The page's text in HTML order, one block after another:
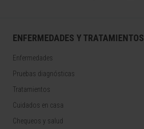
ENFERMEDADES Y TRATAMIENTOS
Enfermedades
Pruebas diagnósticas
Tratamientos
Cuidados en casa
Chequeos y salud